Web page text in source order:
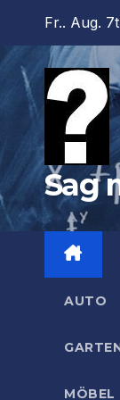
springen
Fr.. Aug.
Sag
AUTO
MÖBEL